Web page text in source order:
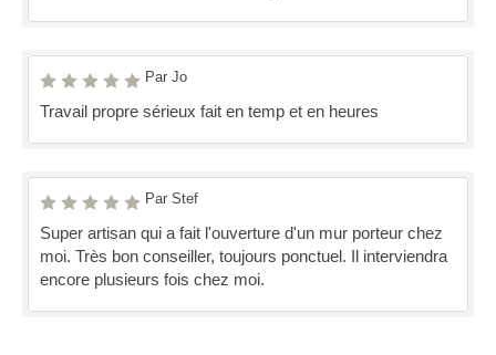
Par Jo
Travail propre sérieux fait en temp et en heures
Par Stef
Super artisan qui a fait l'ouverture d'un mur porteur chez
moi. Très bon conseiller, toujours ponctuel. Il interviendra
encore plusieurs fois chez moi.